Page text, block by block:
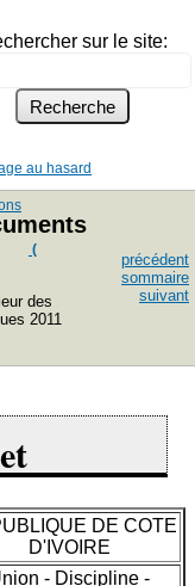
sur le site:
au hasard
(
des
2011
précédent
sommaire
suivant
DE COTE
D'IVOIRE
- Discipline -